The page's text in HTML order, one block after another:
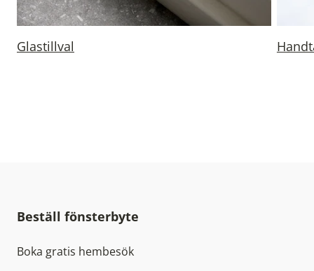
Glastillval
Beställ fönsterbyte
Boka gratis hembesök